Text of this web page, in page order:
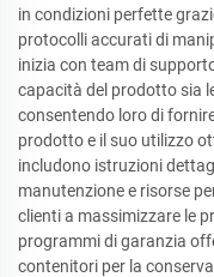
in condizioni perfette
protocolli accurati di
inizia con team di
capacità del prodotto sia
consentendo loro di
prodotto e il suo utilizzo
includono istruzioni
manutenzione e risorse
clienti a massimizzare le
programmi di garanzia
contenitori per la